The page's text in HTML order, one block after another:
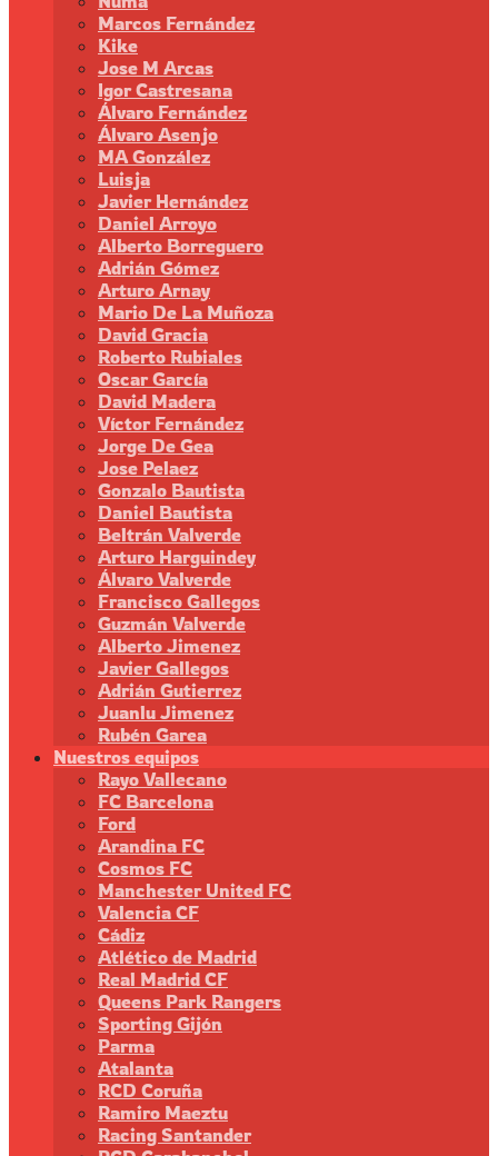
Marcos Fernández
Kike
Jose M Arcas
Igor Castresana
Álvaro Fernández
Álvaro Asenjo
MA González
Luisja
Javier Hernández
Daniel Arroyo
Alberto Borreguero
Adrián Gómez
Arturo Arnay
Mario De La Muñoza
David Gracia
Roberto Rubiales
Oscar García
David Madera
Víctor Fernández
Jorge De Gea
Jose Pelaez
Gonzalo Bautista
Daniel Bautista
Beltrán Valverde
Arturo Harguindey
Álvaro Valverde
Francisco Gallegos
Guzmán Valverde
Alberto Jimenez
Javier Gallegos
Adrián Gutierrez
Juanlu Jimenez
Rubén Garea
Nuestros equipos
Rayo Vallecano
FC Barcelona
Ford
Arandina FC
Cosmos FC
Manchester United FC
Valencia CF
Cádiz
Atlético de Madrid
Real Madrid CF
Queens Park Rangers
Sporting Gijón
Parma
Atalanta
RCD Coruña
Ramiro Maeztu
Racing Santander